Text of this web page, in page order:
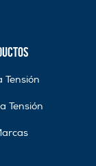
Tensión
Tensión